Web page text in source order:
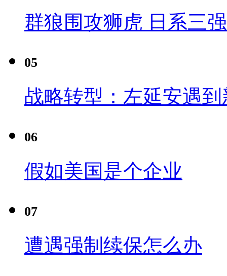
群狼围攻狮虎 日系三
05
战略转型：左延安遇
06
假如美国是个企业
07
遭遇强制续保怎么办